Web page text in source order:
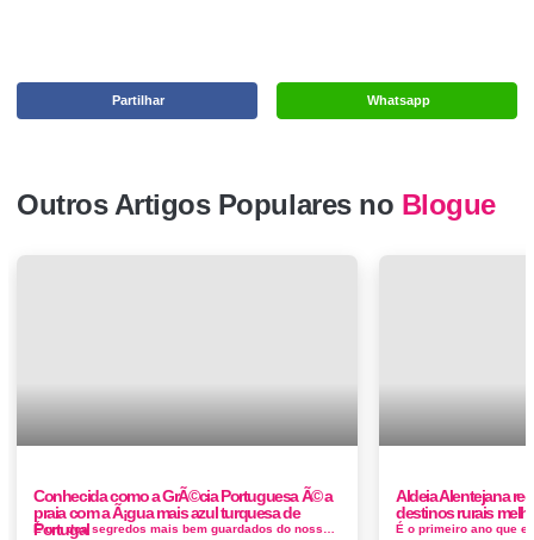
Whatsapp
Partilhar
Outros Artigos Populares no Blogue
Conhecida como a GrÃ©cia Portuguesa Ã© a
praia com a Ã¡gua mais azul turquesa de
Portugal
Aldeia Alentejana
destinos rurais